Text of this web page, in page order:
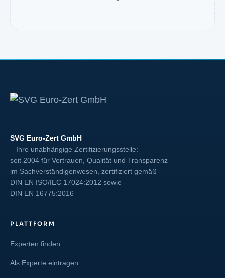
SVG Euro-Zert GmbH
– Ihre unabhängige Zertifizierungsstelle:
seit 2004 für Vertrauen, Qualität und Transparenz
im Sachverständigenwesen, zertifiziert gemäß
DIN EN ISO/IEC 17024:2012 sowie
DIN EN 16775:2016
PLATTFORM
Experten finden
Als Experte eintragen